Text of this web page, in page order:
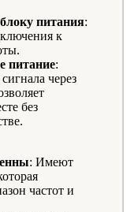
питания:
к
питание:
через
без
: Имеют
частот и